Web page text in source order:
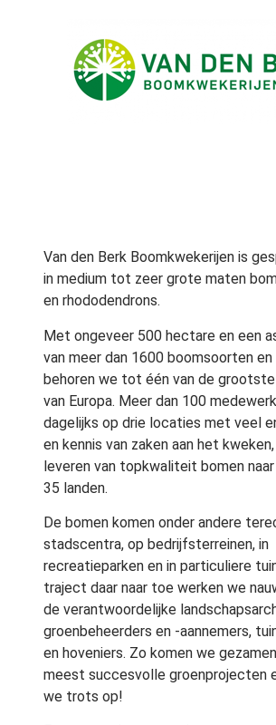
Van den Berk Boomkwekerijen is
in medium tot zeer grote maten
en rhododendrons.
Met ongeveer 500 hectare en een
van meer dan 1600 boomsoorten
behoren we tot één van de
van Europa. Meer dan 100
dagelijks op drie locaties met veel
en kennis van zaken aan het
leveren van topkwaliteit bomen
35 landen.
De bomen komen onder andere
stadscentra, op bedrijfsterreinen, in
recreatieparken en in particuliere
traject daar naar toe werken we
de verantwoordelijke
groenbeheerders en -aannemers,
en hoveniers. Zo komen we
meest succesvolle groenprojecten
we trots op!